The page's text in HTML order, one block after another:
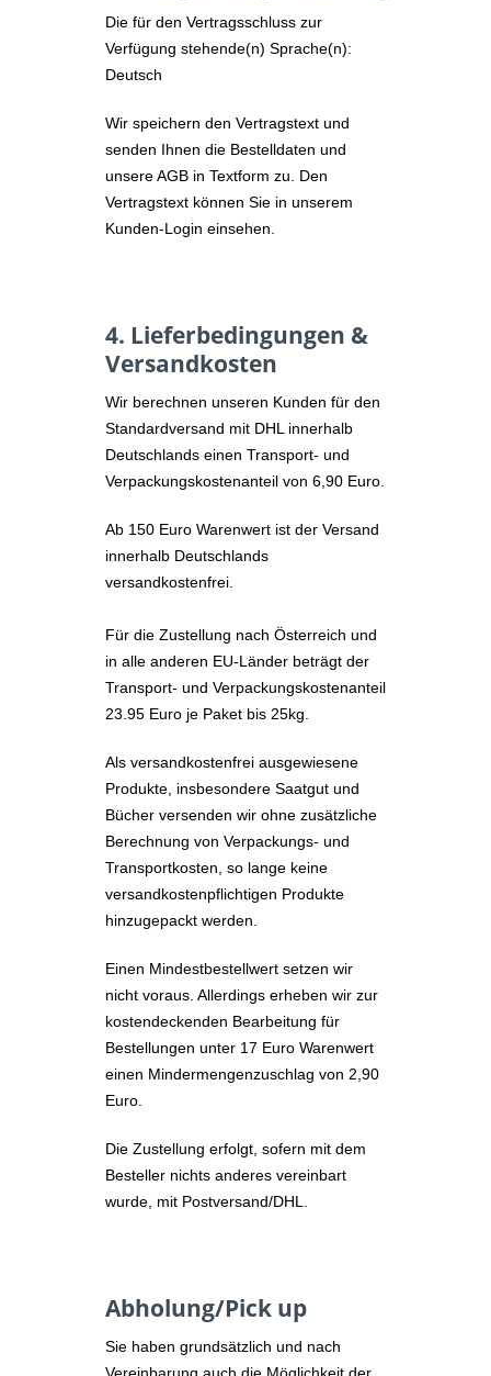
Die für den Vertragsschluss zur
Verfügung stehende(n) Sprache(n):
Deutsch
Wir speichern den Vertragstext und
senden Ihnen die Bestelldaten und
unsere AGB in Textform zu. Den
Vertragstext können Sie in unserem
Kunden-Login einsehen.
4. Lieferbedingungen &
Versandkosten
Wir berechnen unseren Kunden für den
Standardversand mit DHL innerhalb
Deutschlands einen Transport- und
Verpackungskostenanteil von 6,90 Euro.
Ab 150 Euro Warenwert ist der Versand
innerhalb Deutschlands
versandkostenfrei.
Für die Zustellung nach Österreich und
in alle anderen EU-Länder beträgt der
Transport- und Verpackungskostenanteil
23.95 Euro je Paket bis 25kg.
Als versandkostenfrei ausgewiesene
Produkte, insbesondere Saatgut und
Bücher versenden wir ohne zusätzliche
Berechnung von Verpackungs- und
Transportkosten, so lange keine
versandkostenpflichtigen Produkte
hinzugepackt werden.
Einen Mindestbestellwert setzen wir
nicht voraus. Allerdings erheben wir zur
kostendeckenden Bearbeitung für
Bestellungen unter 17 Euro Warenwert
einen Mindermengenzuschlag von 2,90
Euro.
Die Zustellung erfolgt, sofern mit dem
Besteller nichts anderes vereinbart
wurde, mit Postversand/DHL.
Abholung/Pick up
Sie haben grundsätzlich und nach
Vereinbarung auch die Möglichkeit der